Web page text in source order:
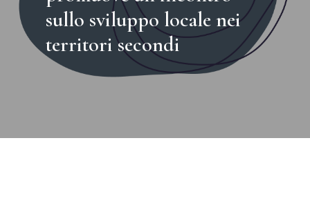
AVVISI
CHIEDI UN CONTRIBUTO
RICHIEDI IL LOGO
sullo sviluppo locale nei
territori secondi